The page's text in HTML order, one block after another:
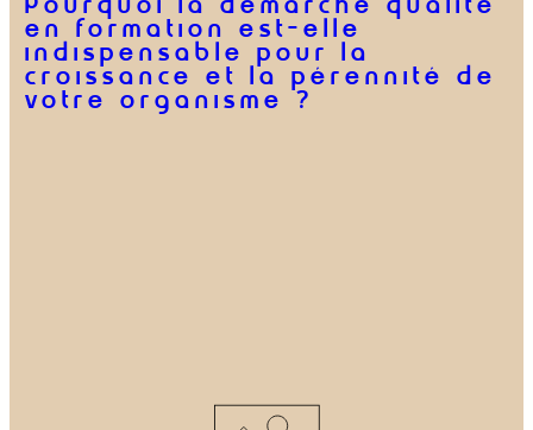
Pourquoi la démarche qualité
en formation est-elle
indispensable pour la
croissance et la pérennité de
votre organisme ?